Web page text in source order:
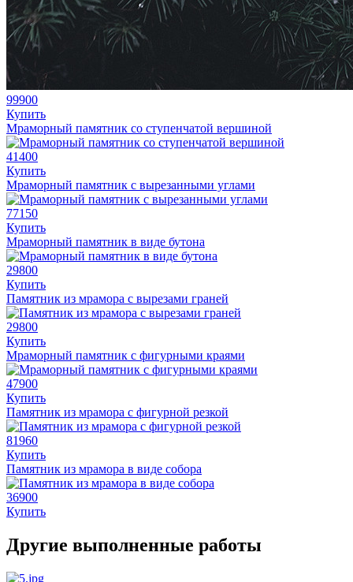
99900
Купить
Мраморный памятник со ступенчатой вершиной
41400
Купить
Мраморный памятник с вырезанными углами
77150
Купить
Мраморный памятник в виде бутона
29800
Купить
Памятник из мрамора с вырезами граней
29800
Купить
Мраморный памятник с фигурными краями
47900
Купить
Памятник из мрамора с фигурной резкой
81960
Купить
Памятник из мрамора в виде собора
36900
Купить
Другие выполненные работы